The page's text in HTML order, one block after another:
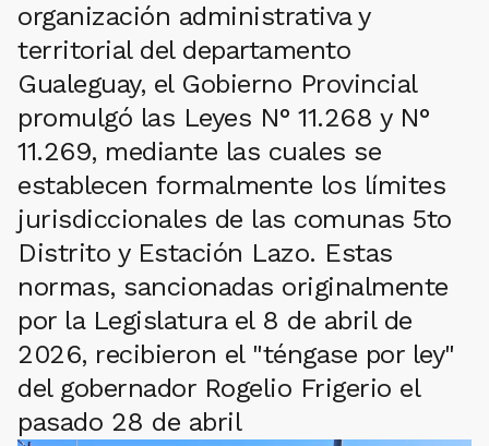
organización administrativa y
territorial del departamento
Gualeguay, el Gobierno Provincial
promulgó las Leyes N° 11.268 y N°
11.269, mediante las cuales se
establecen formalmente los límites
jurisdiccionales de las comunas 5to
Distrito y Estación Lazo. Estas
normas, sancionadas originalmente
por la Legislatura el 8 de abril de
2026, recibieron el "téngase por ley"
del gobernador Rogelio Frigerio el
pasado 28 de abril